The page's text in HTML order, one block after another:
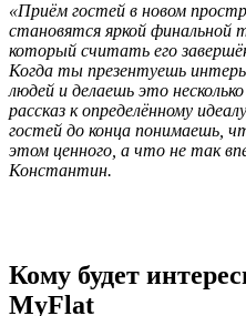
«Приём гостей в новом
становятся яркой финальной
который считать его
Когда ты презентуешь
людей и делаешь это
рассказ к определённому
гостей до конца понимаешь,
этом ценного, а что не так
Константин.
Кому будет
MyFlat